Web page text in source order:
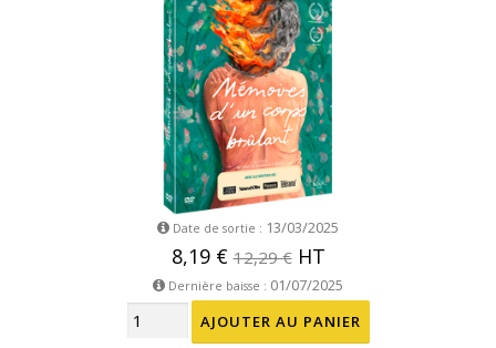
Date de sortie : 13/03/2025
8,19 €12,29 €HT
Dernière baisse : 01/07/2025